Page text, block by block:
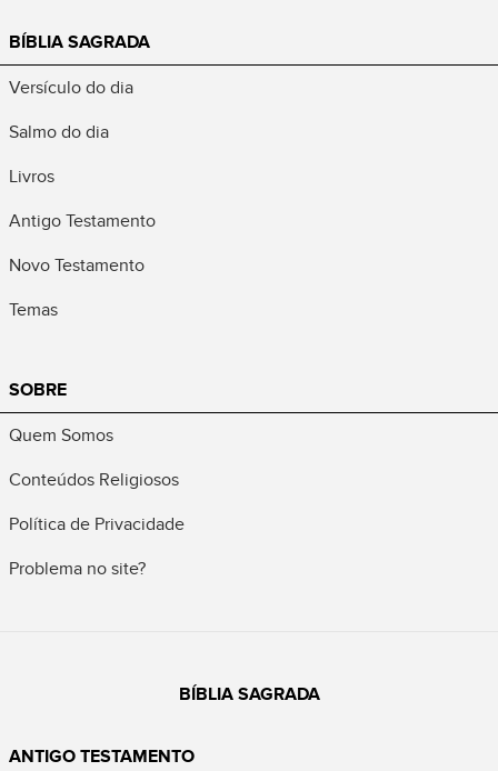
BÍBLIA SAGRADA
Versículo do dia
Salmo do dia
Livros
Antigo Testamento
Novo Testamento
Temas
SOBRE
Quem Somos
Conteúdos Religiosos
Política de Privacidade
Problema no site?
BÍBLIA SAGRADA
ANTIGO TESTAMENTO